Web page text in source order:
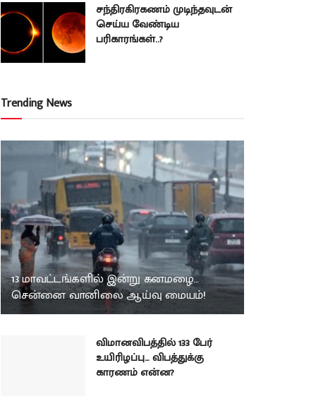
சந்திரகிரகணம் முடிந்தவுடன்
செய்ய வேண்டிய
பரிகாரங்கள்..?
Trending News
13 மாவட்டங்களில் இன்று கனமழை…
சென்னை வானிலை ஆய்வு மையம்!
விமானவிபத்தில் 133 பேர்
உயிரிழப்பு… விபத்துக்கு
காரணம் என்ன?